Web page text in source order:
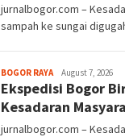
jurnalbogor.com –
sampah ke sungai
BOGOR RAYASayyev
August 7, 2026
Ekspedisi Bogor
Kesadaran
jurnalbogor.com –